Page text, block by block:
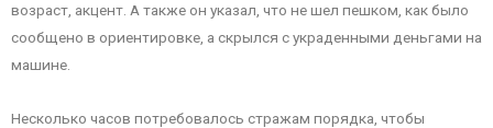
возраст, акцент. А также он указал, что не шел пешком, как было
сообщено в ориентировке, а скрылся с украденными деньгами на
машине.
Несколько часов потребовалось стражам порядка, чтобы